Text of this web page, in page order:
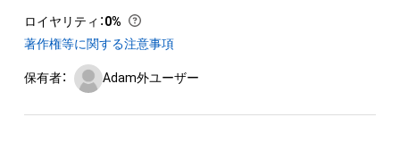
ロイヤリティ ：0%
著作権等に関する注意事項
保有者： Adam外ユーザー